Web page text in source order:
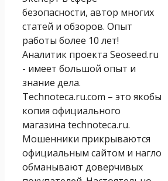
безопасности, автор многих
статей и обзоров. Опыт
работы более 10 лет!
Аналитик проекта Seoseed.ru
- имеет большой опыт и
знание дела.
Technoteca.ru.com – это якобы
копия официального
магазина technoteca.ru.
Мошенники прикрываются
официальным сайтом и нагло
обманывают доверчивых